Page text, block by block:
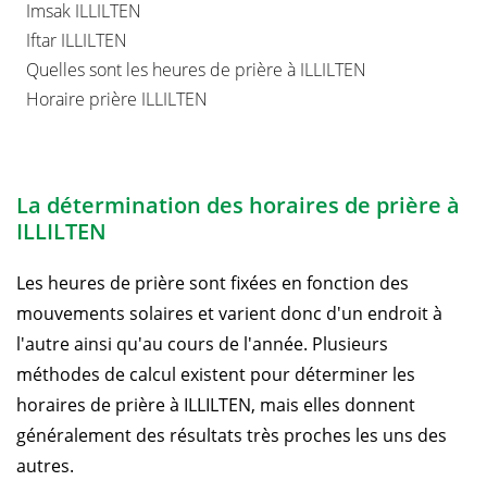
Imsak ILLILTEN
Iftar ILLILTEN
Quelles sont les heures de prière à ILLILTEN
Horaire prière ILLILTEN
La détermination des horaires de prière à
ILLILTEN
Les heures de prière sont fixées en fonction des
mouvements solaires et varient donc d'un endroit à
l'autre ainsi qu'au cours de l'année. Plusieurs
méthodes de calcul existent pour déterminer les
horaires de prière à ILLILTEN, mais elles donnent
généralement des résultats très proches les uns des
autres.